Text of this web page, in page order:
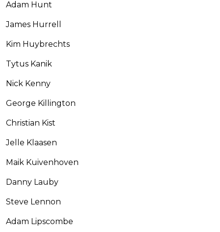
Adam Hunt
James Hurrell
Kim Huybrechts
Tytus Kanik
Nick Kenny
George Killington
Christian Kist
Jelle Klaasen
Maik Kuivenhoven
Danny Lauby
Steve Lennon
Adam Lipscombe